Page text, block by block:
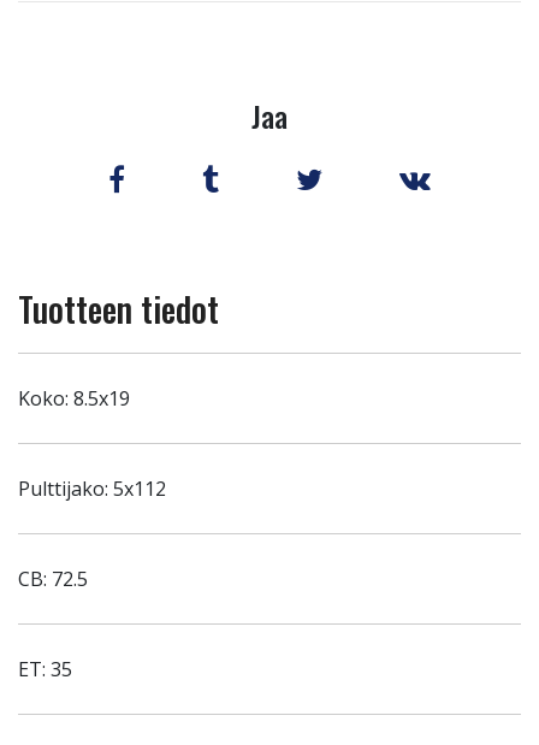
Jaa
Tuotteen tiedot
Koko: 8.5x19
Pulttijako: 5x112
CB: 72.5
ET: 35